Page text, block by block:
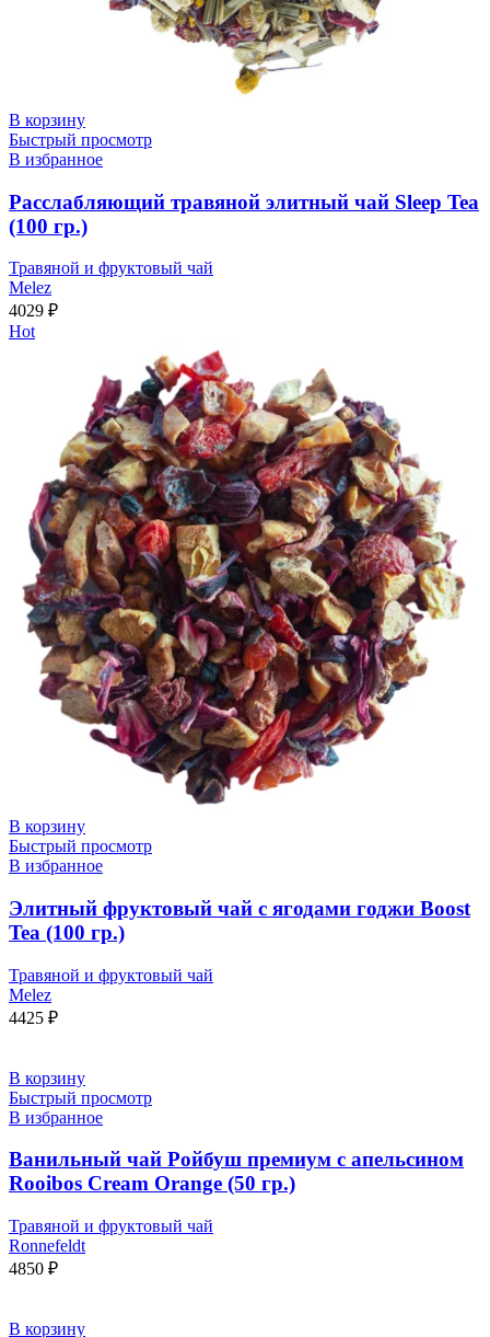
В корзину
Быстрый просмотр
В избранное
Расслабляющий травяной элитный чай Sleep Tea
(100 гр.)
Травяной и фруктовый чай
Melez
4029 ₽
Hot
В корзину
Быстрый просмотр
В избранное
Элитный фруктовый чай с ягодами годжи Boost
Tea (100 гр.)
Травяной и фруктовый чай
Melez
4425 ₽
В корзину
Быстрый просмотр
В избранное
Ванильный чай Ройбуш премиум с апельсином
Rooibos Cream Orange (50 гр.)
Травяной и фруктовый чай
Ronnefeldt
4850 ₽
В корзину